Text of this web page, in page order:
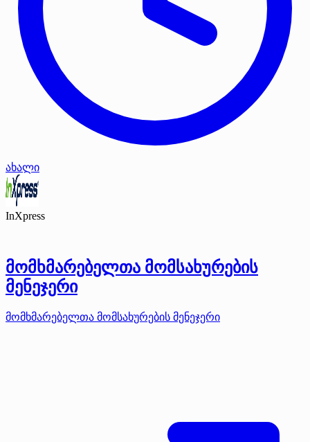
ახალი
InXpress
მომხმარებელთა მომსახურების
მენეჯერი
მომხმარებელთა მომსახურების მენეჯერი